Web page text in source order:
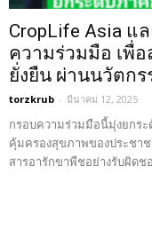
CropLife Asia แ
ความร่วมมือ เพื่
ยั่งยืน ผ่านนวัตก
torzkrub - มีนาคม 12, 2025
กรอบความร่วมมือนี้มุ่งยกร
คุ้มครองสุขภาพของประชา
สารอารักขาพืชอย่างรับผิดช